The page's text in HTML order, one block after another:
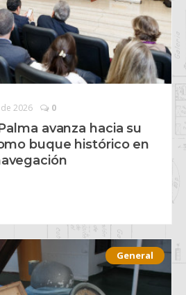
2026 0
avanza hacia su
buque histórico en
General